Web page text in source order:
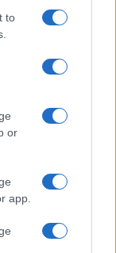
to
or
app.
περιοχές, με
η
Γρηγόρη
επιστρέφει στη